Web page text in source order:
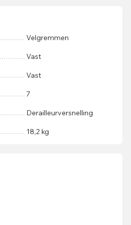
Velgremmen
Vast
Vast
7
Derailleurversnelling
18,2 kg